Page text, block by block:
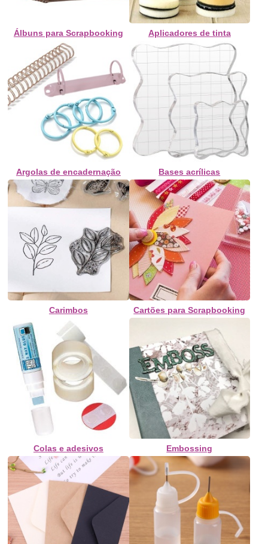
Álbuns para Scrapbooking Aplicadores de tinta
Argolas de encadernação Bases acrílicas
Carimbos Cartões para Scrapbooking
Colas e adesivos Embossing